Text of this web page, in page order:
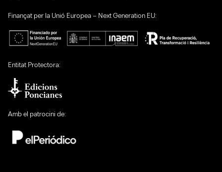
Finançat per la Unió Europea – Next Generation EU:
Entitat Protectora:
Amb el patrocini de: